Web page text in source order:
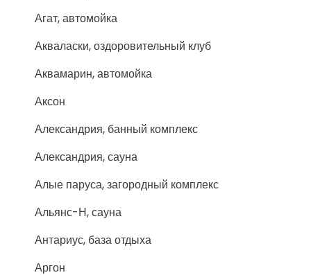
Агат, автомойка
Акваласки, оздоровительный клуб
Аквамарин, автомойка
Аксон
Александрия, банный комплекс
Александрия, сауна
Алые паруса, загородный комплекс
Альянс-Н, сауна
Антариус, база отдыха
Аргон